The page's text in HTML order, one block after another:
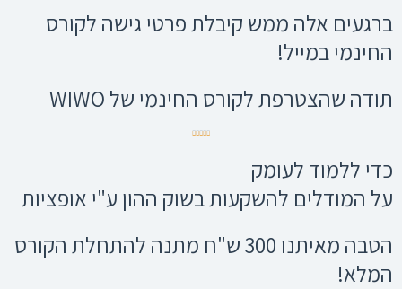
ברגעים אלה ממש קיבלת פרטי גישה לקורס
החינמי במייל!
תודה שהצטרפת לקורס החינמי של WIWO





4.88/5
כדי ללמוד לעומק
על המודלים להשקעות בשוק ההון ע"י אופציות
הטבה מאיתנו 300 ש"ח מתנה
להתחלת הקורס
המלא!